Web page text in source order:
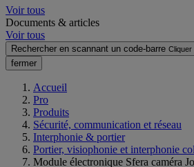
Voir tous
Documents & articles
Voir tous
Rechercher en scannant un code-barre Cliquer
fermer
Accueil
Pro
Produits
Sécurité, communication et réseau
Interphonie & portier
Portier, visiophonie et interphonie
Module électronique Sfera caméra